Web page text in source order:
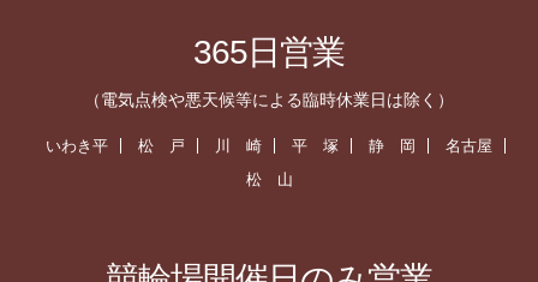
365日営業
（電気点検や悪天候等による臨時休業日は除く）
いわき平 松 戸 川 崎 平 塚 静 岡
名古屋
松 山